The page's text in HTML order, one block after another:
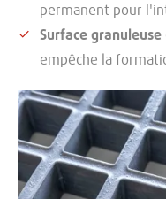
permanent pour
Surface
empêche la